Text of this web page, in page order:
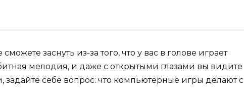
заснуть из-за того, что у вас в голове играет
мелодия, и даже с открытыми глазами вы видите
себе вопрос: что компьютерные игры делают с